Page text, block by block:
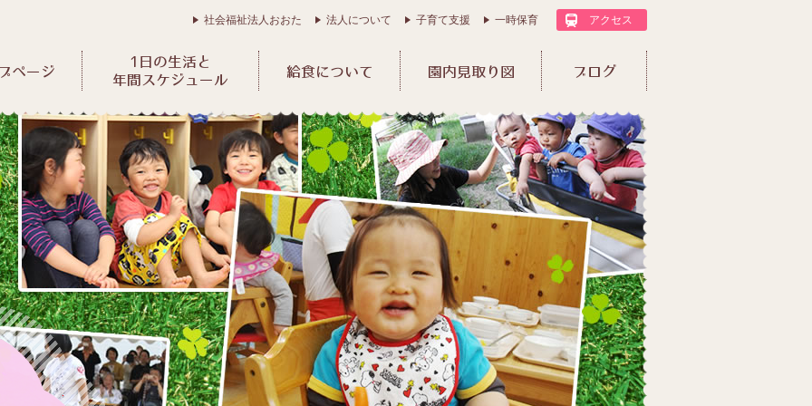
ページ
1日の生活と
年間スケジュール
給食について 園内見取り図 ブログ
アクセス
社会福祉法人おおた 法人について 子育て支援 一時保育